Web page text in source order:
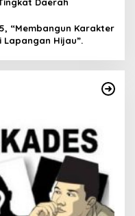
“Membangun Karakter
Hijau”.